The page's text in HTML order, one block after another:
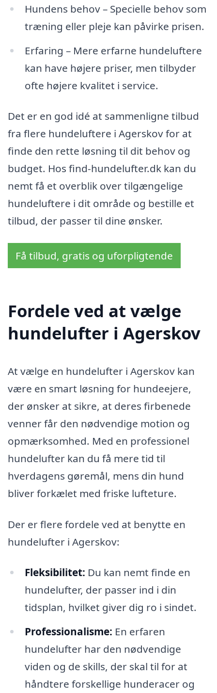
Hundens behov – Specielle behov som
træning eller pleje kan påvirke prisen.
Erfaring – Mere erfarne hundeluftere
kan have højere priser, men tilbyder
ofte højere kvalitet i service.
Det er en god idé at sammenligne tilbud
fra flere hundeluftere i Agerskov for at
finde den rette løsning til dit behov og
budget. Hos find-hundelufter.dk kan du
nemt få et overblik over tilgængelige
hundeluftere i dit område og bestille et
tilbud, der passer til dine ønsker.
Få tilbud, gratis og uforpligtende
Fordele ved at vælge
hundelufter i Agerskov
At vælge en hundelufter i Agerskov kan
være en smart løsning for hundeejere,
der ønsker at sikre, at deres firbenede
venner får den nødvendige motion og
opmærksomhed. Med en professionel
hundelufter kan du få mere tid til
hverdagens gøremål, mens din hund
bliver forkælet med friske lufteture.
Der er flere fordele ved at benytte en
hundelufter i Agerskov:
Fleksibilitet: Du kan nemt finde en
hundelufter, der passer ind i din
tidsplan, hvilket giver dig ro i sindet.
Professionalisme: En erfaren
hundelufter har den nødvendige
viden og de skills, der skal til for at
håndtere forskellige hunderacer og